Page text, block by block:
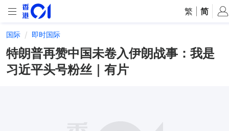
繁 简
国际 即时国际
特朗普再赞中国未卷入伊朗战事：我是
习近平头号粉丝｜有片